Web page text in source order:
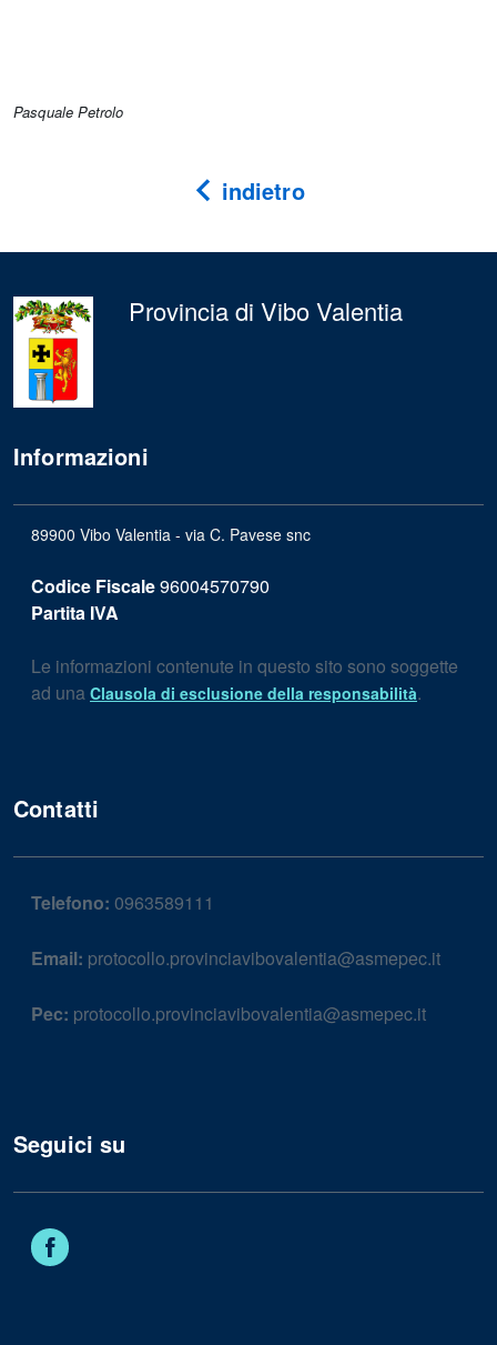
Pasquale Petrolo
indietro
Provincia di Vibo Valentia
Informazioni
89900 Vibo Valentia - via C. Pavese snc
Codice Fiscale96004570790
Partita IVA
Le informazioni contenute in questo sito sono soggette
ad una Clausola di esclusione della responsabilità.
Contatti
Telefono: 0963589111
Email: protocollo.provinciavibovalentia@asmepec.it
Pec: protocollo.provinciavibovalentia@asmepec.it
Seguici su